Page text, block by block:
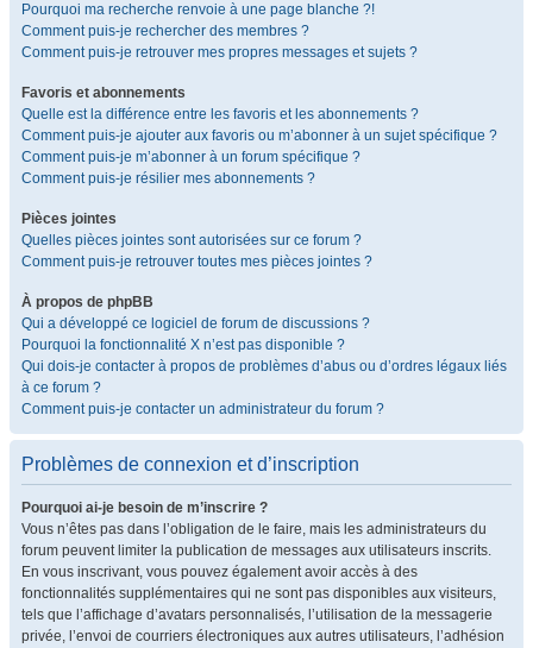
Pourquoi ma recherche renvoie à une page blanche ?!
Comment puis-je rechercher des membres ?
Comment puis-je retrouver mes propres messages et sujets ?
Favoris et abonnements
Quelle est la différence entre les favoris et les abonnements ?
Comment puis-je ajouter aux favoris ou m’abonner à un sujet spécifique ?
Comment puis-je m’abonner à un forum spécifique ?
Comment puis-je résilier mes abonnements ?
Pièces jointes
Quelles pièces jointes sont autorisées sur ce forum ?
Comment puis-je retrouver toutes mes pièces jointes ?
À propos de phpBB
Qui a développé ce logiciel de forum de discussions ?
Pourquoi la fonctionnalité X n’est pas disponible ?
Qui dois-je contacter à propos de problèmes d’abus ou d’ordres légaux liés
à ce forum ?
Comment puis-je contacter un administrateur du forum ?
Problèmes de connexion et d’inscription
Pourquoi ai-je besoin de m’inscrire ?
Vous n’êtes pas dans l’obligation de le faire, mais les administrateurs du
forum peuvent limiter la publication de messages aux utilisateurs inscrits.
En vous inscrivant, vous pouvez également avoir accès à des
fonctionnalités supplémentaires qui ne sont pas disponibles aux visiteurs,
tels que l’affichage d’avatars personnalisés, l’utilisation de la messagerie
privée, l’envoi de courriers électroniques aux autres utilisateurs, l’adhésion